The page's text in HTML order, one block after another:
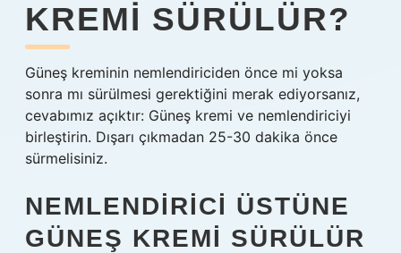
KREMI SÜRÜLÜR?
Güneş kreminin nemlendiriciden önce mi yoksa
sonra mı sürülmesi gerektiğini merak ediyorsanız,
cevabımız açıktır: Güneş kremi ve nemlendiriciyi
birleştirin. Dışarı çıkmadan 25-30 dakika önce
sürmelisiniz.
NEMLENDIRICI ÜSTÜNE
GÜNEŞ KREMI SÜRÜLÜR